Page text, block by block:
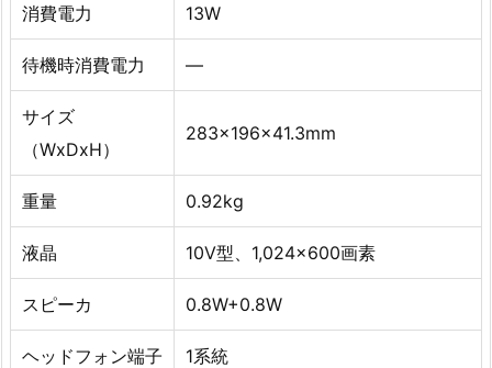
消費電力 13W
待機時消費電力 —
サイズ
（WxDxH）
283x196x41.3mm
重量 0.92kg
液晶 10V型、1,024×600画素
スピーカ 0.8W+0.8W
ヘッドフォン端子 1系統